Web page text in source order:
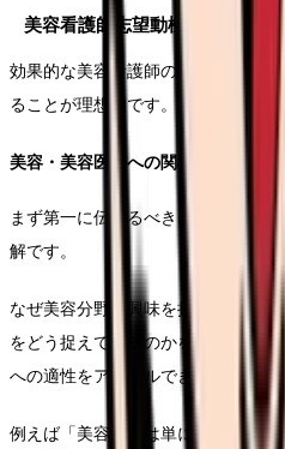
美容看護師志望動機で伝えるべ
効果的な美容看護師の志望動機に
ることが理想的です。
美容・美容医療への関心と理解
まず第一に伝えるべきは、美容や
解です。
なぜ美容分野に興味を持ったのか
をどう捉えているのかを具体的に
への適性をアピールできます。
例えば「美容医療は単に見た目の